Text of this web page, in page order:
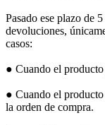
Pasado ese plazo de
devoluciones,
casos:
● Cuando el
● Cuando el
la orden de compra.